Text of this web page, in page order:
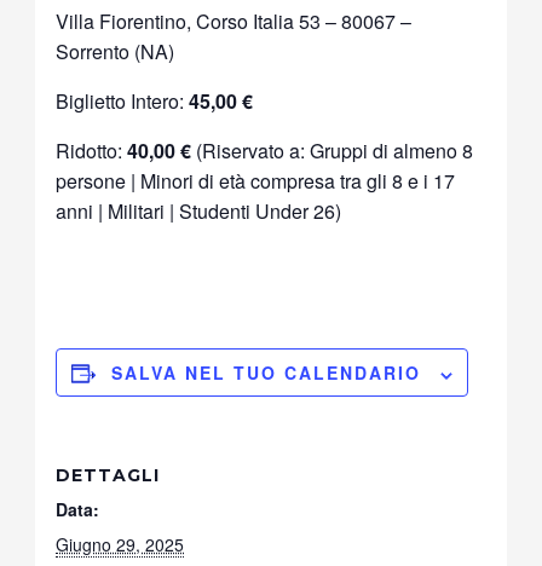
Villa Fiorentino, Corso Italia 53 – 80067 –
Sorrento (NA)
Biglietto Intero:45,00 €
Ridotto:40,00 € (Riservato a: Gruppi di almeno 8
persone | Minori di età compresa tra gli 8 e i 17
anni | Militari | Studenti Under 26)
SALVA NEL TUO CALENDARIO
DETTAGLI
Data:
Giugno 29, 2025